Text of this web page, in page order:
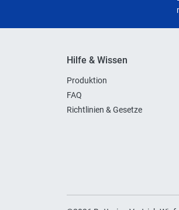
Hilfe & Wissen
Produktion
FAQ
Richtlinien & Gesetze